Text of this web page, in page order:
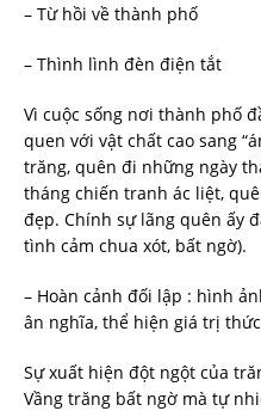
– Từ hồi về thành phố
– Thình lình đèn điện tắt
Vì cuộc sống nơi thành phố
quen với vật chất cao sang
trăng, quên đi những ngày
tháng chiến tranh ác liệt,
đẹp. Chính sự lãng quên ấy
tình cảm chua xót, bất ngờ).
– Hoàn cảnh đối lập : hình
ân nghĩa, thể hiện giá trị
Sự xuất hiện đột ngột của
Vầng trăng bất ngờ mà tự